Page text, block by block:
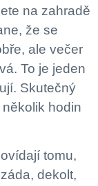
na zahradě
že se
ale večer
To je jeden
Skutečný
hodin
tomu,
dekolt,